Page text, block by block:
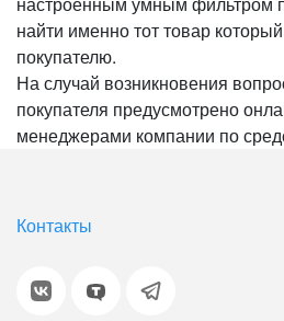
найти именно тот товар
покупателю.
На случай возникновения
покупателя предусмотрено
менеджерами компании по
Контакты